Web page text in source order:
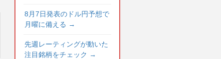
8月7日発表のドル円予想で
月曜に備える →
先週レーティングが動いた
注目銘柄をチェック →